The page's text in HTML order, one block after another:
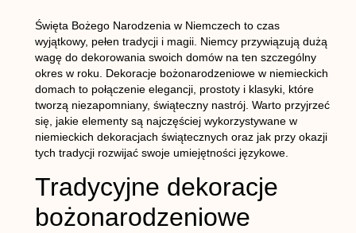
Święta Bożego Narodzenia w Niemczech to czas
wyjątkowy, pełen tradycji i magii. Niemcy przywiązują dużą
wagę do dekorowania swoich domów na ten szczególny
okres w roku. Dekoracje bożonarodzeniowe w niemieckich
domach to połączenie elegancji, prostoty i klasyki, które
tworzą niezapomniany, świąteczny nastrój. Warto przyjrzeć
się, jakie elementy są najczęściej wykorzystywane w
niemieckich dekoracjach świątecznych oraz jak przy okazji
tych tradycji rozwijać swoje umiejętności językowe.
Tradycyjne dekoracje
bożonarodzeniowe